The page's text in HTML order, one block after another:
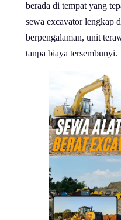
berada di tempat yang
sewa excavator lengkap
berpengalaman, unit
tanpa biaya tersembunyi.